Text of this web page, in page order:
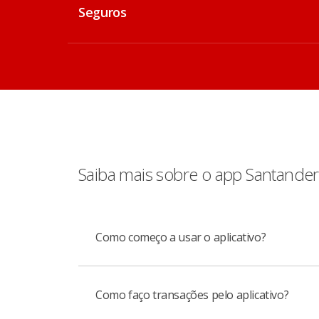
Seguros
Saiba mais sobre o app Santander
Como começo a usar o aplicativo?
Você precisa baixar o aplicativo Santander,
Como faço transações pelo aplicativo?